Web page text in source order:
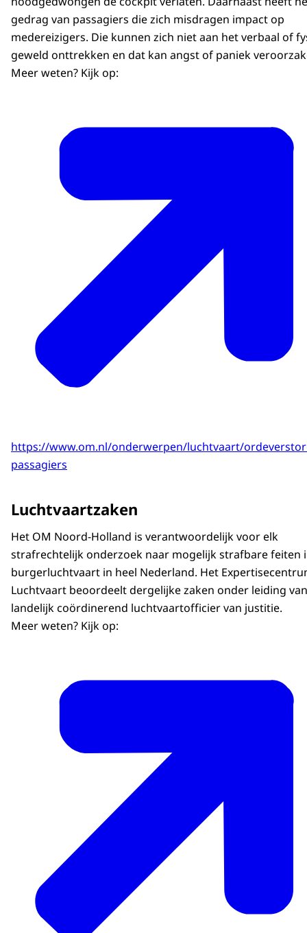
gedrag van passagiers die zich misdragen impact op
medereizigers. Die kunnen zich niet aan het verbaal of
geweld onttrekken en dat kan angst of paniek
Meer weten? Kijk op:
https://www.om.nl/onderwerpen/luchtvaart/
passagiers
Luchtvaartzaken
Het OM Noord-Holland is verantwoordelijk voor elk
strafrechtelijk onderzoek naar mogelijk strafbare feiten
burgerluchtvaart in heel Nederland. Het
Luchtvaart beoordeelt dergelijke zaken onder leiding
landelijk coördinerend luchtvaartofficier van justitie.
Meer weten? Kijk op: